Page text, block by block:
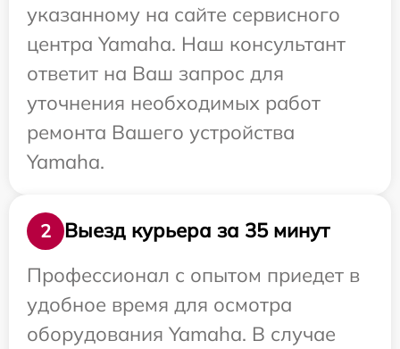
указанному на сайте сервисного
центра Yamaha. Наш консультант
ответит на Ваш запрос для
уточнения необходимых работ
ремонта Вашего устройства
Yamaha.
2
Выезд курьера за 35 минут
Профессионал с опытом приедет в
удобное время для осмотра
оборудования Yamaha. В случае